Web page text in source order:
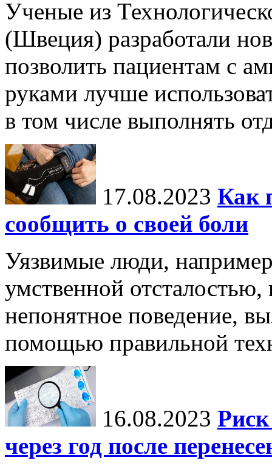
Ученые из
(Швеция) разработали
позволить пациентам с
руками лучше
в том числе выполнять
17.08.2023 Как
сообщить о своей боли
Уязвимые люди,
умственной
непонятное поведение,
помощью правильной
16.08.2023 Риск
через год после